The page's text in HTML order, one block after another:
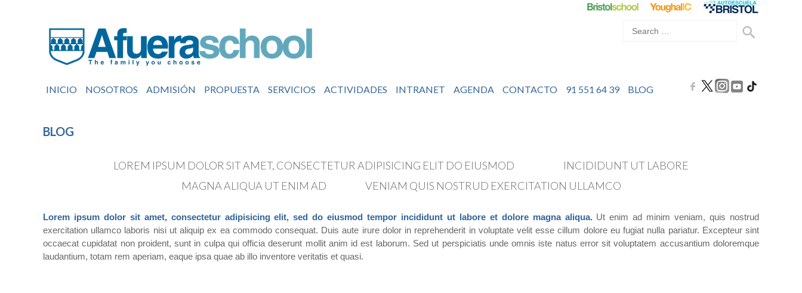
INICIO NOSOTROS ADMISIÓN PROPUESTA SERVICIOS ACTIVIDADES INTRANET AGENDA CONTACTO 91 551 64 39 BLOG
BLOG
LOREM IPSUM DOLOR SIT AMET, CONSECTETUR ADIPISICING ELIT DO EIUSMOD
INCIDIDUNT UT LABORE
MAGNA ALIQUA UT ENIM AD
VENIAM QUIS NOSTRUD EXERCITATION ULLAMCO
Lorem ipsum dolor sit amet, consectetur adipisicing elit, sed do eiusmod tempor incididunt ut labore et dolore magna aliqua.Ut enim ad minim veniam, quis nostrud
exercitation ullamco laboris nisi ut aliquip ex ea commodo consequat. Duis aute irure dolor in reprehenderit in voluptate velit esse cillum dolore eu fugiat nulla pariatur. Excepteur sint
occaecat cupidatat non proident, sunt in culpa qui officia deserunt mollit anim id est laborum. Sed ut perspiciatis unde omnis iste natus error sit voluptatem accusantium doloremque
laudantium, totam rem aperiam, eaque ipsa quae ab illo inventore veritatis et quasi.